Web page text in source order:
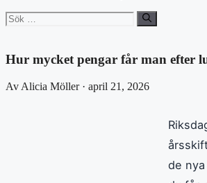
Sök
efter:
Hur mycket pengar får man efter
Av Alicia Möller · april 21, 2026
de